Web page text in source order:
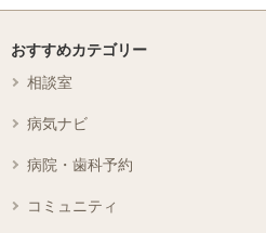
おすすめカテゴリー
相談室
病気ナビ
病院・歯科予約
コミュニティ